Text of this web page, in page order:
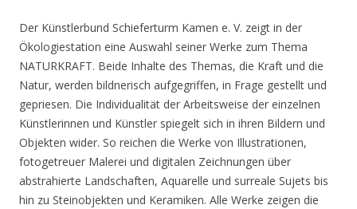
Der Künstlerbund Schieferturm Kamen e. V. zeigt in der
Ökologiestation eine Auswahl seiner Werke zum Thema
NATURKRAFT. Beide Inhalte des Themas, die Kraft und die
Natur, werden bildnerisch aufgegriffen, in Frage gestellt und
gepriesen. Die Individualität der Arbeitsweise der einzelnen
Künstlerinnen und Künstler spiegelt sich in ihren Bildern und
Objekten wider. So reichen die Werke von Illustrationen,
fotogetreuer Malerei und digitalen Zeichnungen über
abstrahierte Landschaften, Aquarelle und surreale Sujets bis
hin zu Steinobjekten und Keramiken. Alle Werke zeigen die